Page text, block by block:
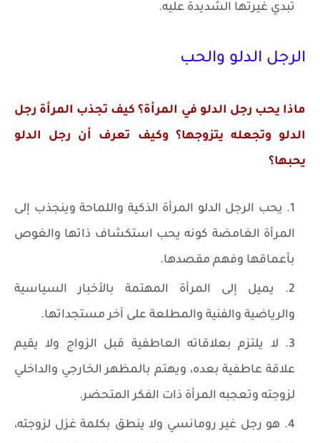
تبدي غيرتها الشديدة عليه.
الرجل الدلو والحب
ماذا يحب رجل الدلو في المرأة؟ كيف تجذب المرأة رجل
الدلو وتجعله يتزوجها؟ وكيف تعرف أن رجل الدلو
يحبها؟
يحب الرجل الدلو المرأة الذكية واللماحة وينجذب إلى
المرأة الغامضة كونه يحب استكشاف ذاتها والغوص
بأعماقها وفهم مقصدها.
يميل إلى المرأة المهتمة بالأخبار السياسية
والرياضية والفنية والمطلعة على آخر مستجداتها.
لا يلتزم بعلاقاته العاطفية قبل الزواج ولا يقيم
علاقة عاطفية بعده، ويهتم بالمظهر الخارجي والداخلي
لزوجته وتعجبه المرأة ذات الفكر المتحضر.
هو رجل غير رومانسي ولا ينطق بكلمة غزل لزوجته،